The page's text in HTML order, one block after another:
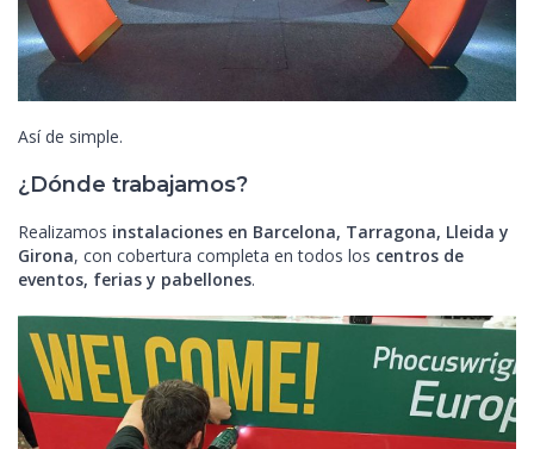
Así de simple.
¿Dónde trabajamos?
Realizamos instalaciones en Barcelona, Tarragona, Lleida y
Girona, con cobertura completa en todos los centros de
eventos, ferias y pabellones.